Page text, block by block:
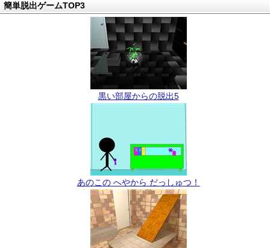
簡単脱出ゲームTOP3
黒い部屋からの脱出5
あのこの へやから だっしゅつ！